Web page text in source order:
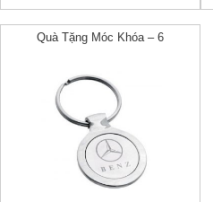
Quà Tặng Móc Khóa – 6